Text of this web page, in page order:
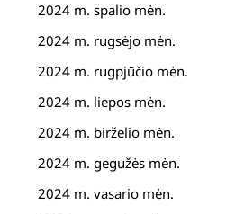
2024 m. spalio mėn.
2024 m. rugsėjo mėn.
2024 m. rugpjūčio mėn.
2024 m. liepos mėn.
2024 m. birželio mėn.
2024 m. gegužės mėn.
2024 m. vasario mėn.